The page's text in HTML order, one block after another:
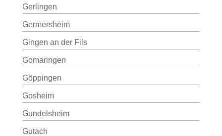
Gerlingen
Germersheim
Gingen an der Fils
Gomaringen
Göppingen
Gosheim
Gundelsheim
Gutach